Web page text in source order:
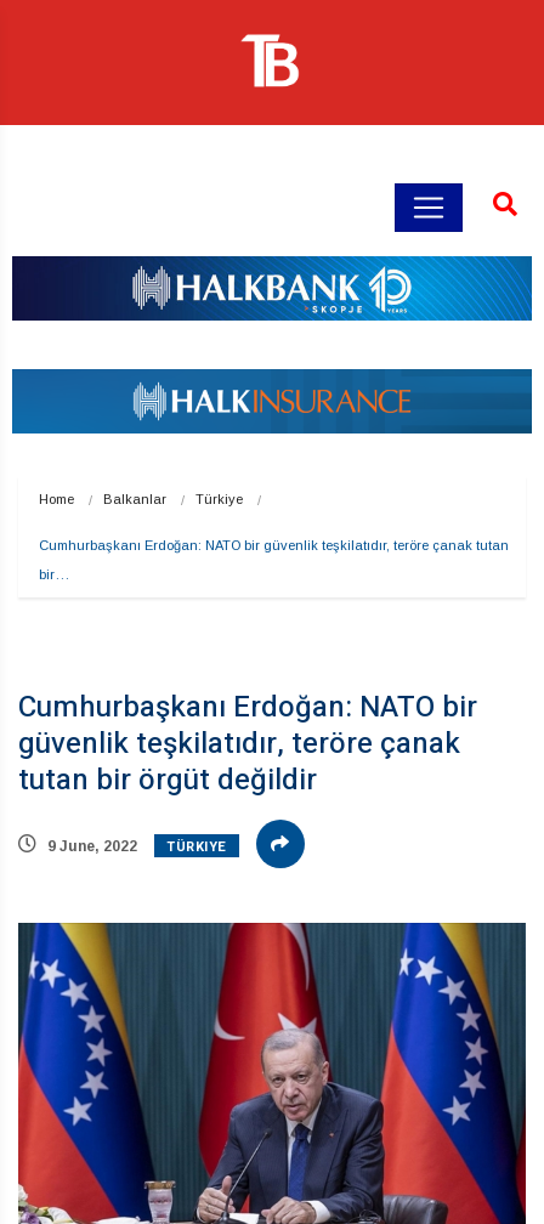
Home Balkanlar Türkiye
Cumhurbaşkanı Erdoğan: NATO bir güvenlik teşkilatıdır, teröre çanak tutan
bir…
Cumhurbaşkanı Erdoğan: NATO bir
güvenlik teşkilatıdır, teröre çanak
tutan bir örgüt değildir
9 June, 2022 TÜRKIYE